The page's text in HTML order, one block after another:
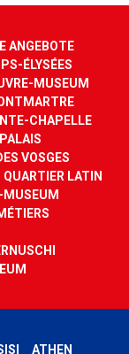
ANGEBOTE
ÉLYSÉES
MUSEUM
CHAPELLE
VOSGES
QUARTIER LATIN
MUSEUM
ATHEN